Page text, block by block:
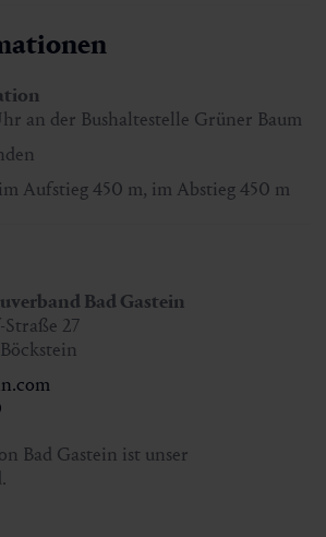
an der Bushaltestelle Grüner Baum
Aufstieg 450 m, im Abstieg 450 m
4 Personen
Naglmayr
Card:
€ 5,00
16.00 Uhr
Bad Gastein
an der Bushaltestelle Grüner Baum
im Aufstieg 450 m, im Abstieg 450 m
Bad Gastein
27
Bad Gastein ist unser